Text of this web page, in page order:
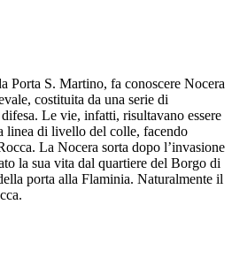
Porta S. Martino, fa conoscere Nocera
costituita da una serie di
Le vie, infatti, risultavano essere
linea di livello del colle, facendo
La Nocera sorta dopo l’invasione
la sua vita dal quartiere del Borgo di
porta alla Flaminia. Naturalmente il